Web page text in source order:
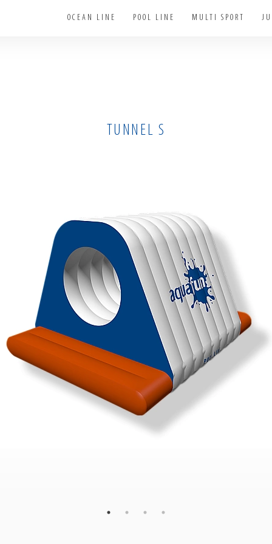
OCEAN LINE POOL LINE MULTI SPORT
TUNNEL S
108 65× 52cm
MJERE